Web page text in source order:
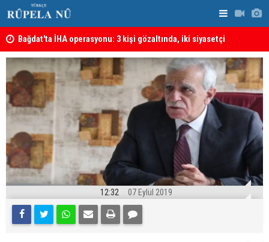
Bağdat'ta İHA operasyonu: 3 kişi gözaltında, iki siyasetçi
hakkında tutuklama kararı
12:32 07 Eylül 2019